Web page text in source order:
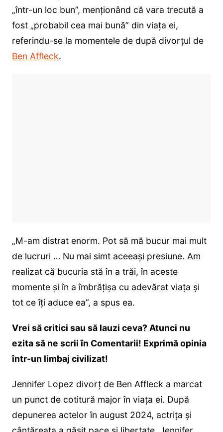
„într-un loc bun”, menționând că vara trecută a
fost „probabil cea mai bună” din viața ei,
referindu-se la momentele de după divorțul de
Ben Affleck.
„M-am distrat enorm. Pot să mă bucur mai mult
de lucruri … Nu mai simt aceeași presiune. Am
realizat că bucuria stă în a trăi, în aceste
momente și în a îmbrățișa cu adevărat viața și
tot ce îți aduce ea”, a spus ea.
Vrei să critici sau să lauzi ceva? Atunci nu
ezita să ne scrii în Comentarii! Exprimă opinia
într-un limbaj civilizat!
Jennifer Lopez divorț de Ben Affleck a marcat
un punct de cotitură major în viața ei. După
depunerea actelor în august 2024, actrița și